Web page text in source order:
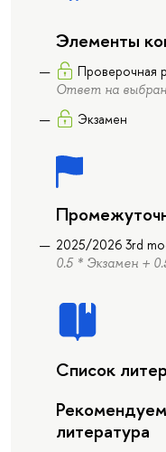
Элементы
Проверочная
Ответ на
Экзамен
2025/2026 3rd
0.5 * Экзамен +
Список
литература